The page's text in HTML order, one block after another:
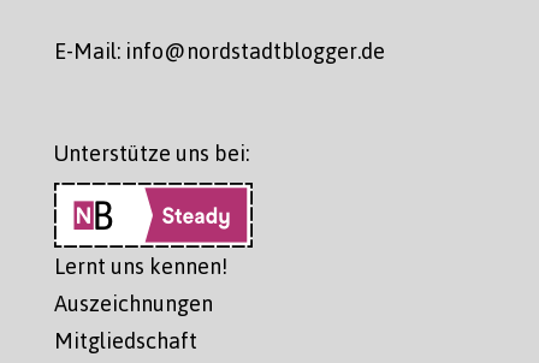
E-Mail: info@nordstadtblogger.de
Unterstütze uns bei:
Lernt uns kennen!
Auszeichnungen
Mitgliedschaft